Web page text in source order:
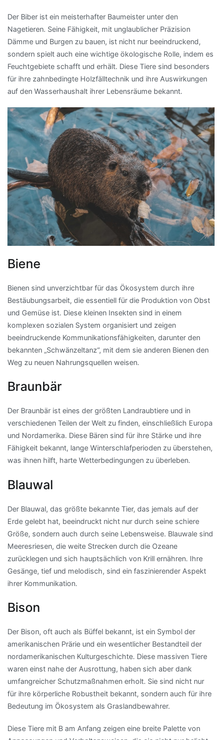
Der Biber ist ein meisterhafter Baumeister unter den
Nagetieren. Seine Fähigkeit, mit unglaublicher Präzision
Dämme und Burgen zu bauen, ist nicht nur beeindruckend,
sondern spielt auch eine wichtige ökologische Rolle, indem es
Feuchtgebiete schafft und erhält. Diese Tiere sind besonders
für ihre zahnbedingte Holzfälltechnik und ihre Auswirkungen
auf den Wasserhaushalt ihrer Lebensräume bekannt.
Biene
Bienen sind unverzichtbar für das Ökosystem durch ihre
Bestäubungsarbeit, die essentiell für die Produktion von Obst
und Gemüse ist. Diese kleinen Insekten sind in einem
komplexen sozialen System organisiert und zeigen
beeindruckende Kommunikationsfähigkeiten, darunter den
bekannten „Schwänzeltanz“, mit dem sie anderen Bienen den
Weg zu neuen Nahrungsquellen weisen.
Braunbär
Der Braunbär ist eines der größten Landraubtiere und in
verschiedenen Teilen der Welt zu finden, einschließlich Europa
und Nordamerika. Diese Bären sind für ihre Stärke und ihre
Fähigkeit bekannt, lange Winterschlafperioden zu überstehen,
was ihnen hilft, harte Wetterbedingungen zu überleben.
Blauwal
Der Blauwal, das größte bekannte Tier, das jemals auf der
Erde gelebt hat, beeindruckt nicht nur durch seine schiere
Größe, sondern auch durch seine Lebensweise. Blauwale sind
Meeresriesen, die weite Strecken durch die Ozeane
zurücklegen und sich hauptsächlich von Krill ernähren. Ihre
Gesänge, tief und melodisch, sind ein faszinierender Aspekt
ihrer Kommunikation.
Bison
Der Bison, oft auch als Büffel bekannt, ist ein Symbol der
amerikanischen Prärie und ein wesentlicher Bestandteil der
nordamerikanischen Kulturgeschichte. Diese massiven Tiere
waren einst nahe der Ausrottung, haben sich aber dank
umfangreicher Schutzmaßnahmen erholt. Sie sind nicht nur
für ihre körperliche Robustheit bekannt, sondern auch für ihre
Bedeutung im Ökosystem als Graslandbewahrer.
Diese Tiere mit B am Anfang zeigen eine breite Palette von